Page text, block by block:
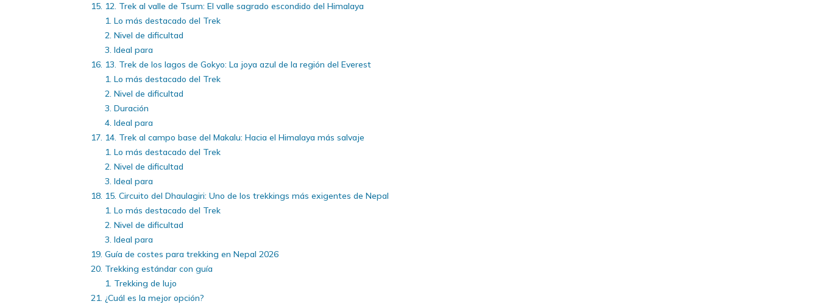
12. Trek al valle de Tsum: El valle sagrado escondido del Himalaya
Lo más destacado del Trek
Nivel de dificultad
Ideal para
13. Trek de los lagos de Gokyo: La joya azul de la región del Everest
Lo más destacado del Trek
Nivel de dificultad
Duración
Ideal para
14. Trek al campo base del Makalu: Hacia el Himalaya más salvaje
Lo más destacado del Trek
Nivel de dificultad
Ideal para
15. Circuito del Dhaulagiri: Uno de los trekkings más exigentes de Nepal
Lo más destacado del Trek
Nivel de dificultad
Ideal para
Guía de costes para trekking en Nepal 2026
Trekking estándar con guía
Trekking de lujo
¿Cuál es la mejor opción?